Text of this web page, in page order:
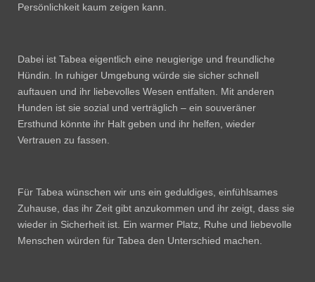
Persönlichkeit kaum zeigen kann.
Dabei ist Tabea eigentlich eine neugierige und freundliche
Hündin. In ruhiger Umgebung würde sie sicher schnell
auftauen und ihr liebevolles Wesen entfalten. Mit anderen
Hunden ist sie sozial und verträglich – ein souveräner
Ersthund könnte ihr Halt geben und ihr helfen, wieder
Vertrauen zu fassen.
Für Tabea wünschen wir uns ein geduldiges, einfühlsames
Zuhause, das ihr Zeit gibt anzukommen und ihr zeigt, dass sie
wieder in Sicherheit ist. Ein warmer Platz, Ruhe und liebevolle
Menschen würden für Tabea den Unterschied machen.